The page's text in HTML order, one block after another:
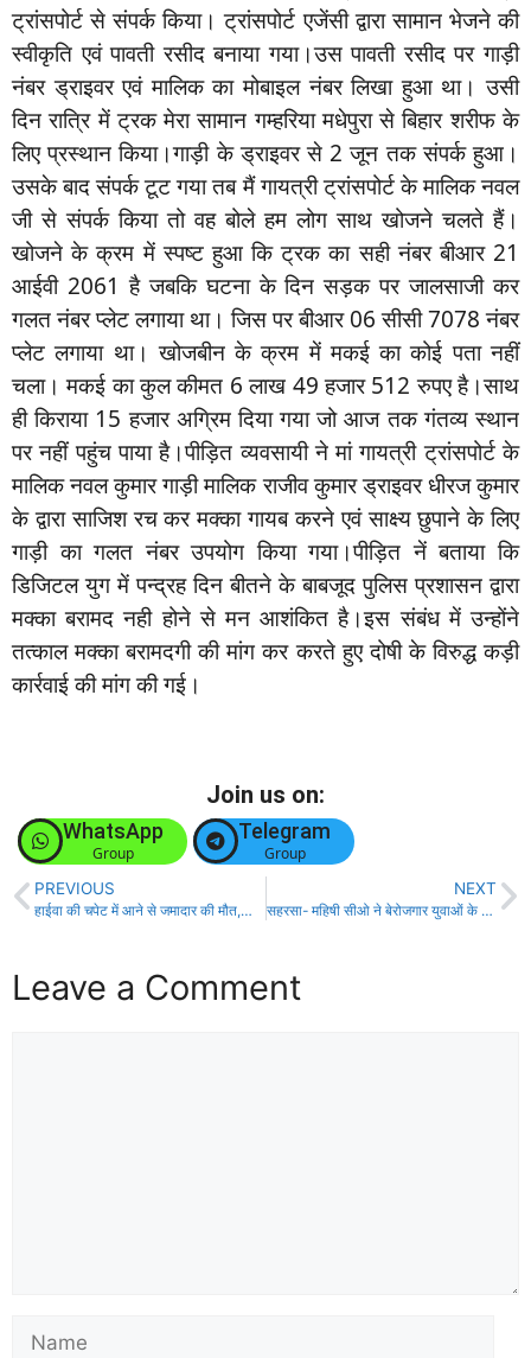
ट्रांसपोर्ट से संपर्क किया। ट्रांसपोर्ट एजेंसी द्वारा सामान भेजने की
स्वीकृति एवं पावती रसीद बनाया गया।उस पावती रसीद पर गाड़ी
नंबर ड्राइवर एवं मालिक का मोबाइल नंबर लिखा हुआ था। उसी
दिन रात्रि में ट्रक मेरा सामान गम्हरिया मधेपुरा से बिहार शरीफ के
लिए प्रस्थान किया।गाड़ी के ड्राइवर से 2 जून तक संपर्क हुआ।
उसके बाद संपर्क टूट गया तब मैं गायत्री ट्रांसपोर्ट के मालिक नवल
जी से संपर्क किया तो वह बोले हम लोग साथ खोजने चलते हैं।
खोजने के क्रम में स्पष्ट हुआ कि ट्रक का सही नंबर बीआर 21
आईवी 2061 है जबकि घटना के दिन सड़क पर जालसाजी कर
गलत नंबर प्लेट लगाया था। जिस पर बीआर 06 सीसी 7078 नंबर
प्लेट लगाया था। खोजबीन के क्रम में मकई का कोई पता नहीं
चला। मकई का कुल कीमत 6 लाख 49 हजार 512 रुपए है।साथ
ही किराया 15 हजार अग्रिम दिया गया जो आज तक गंतव्य स्थान
पर नहीं पहुंच पाया है।पीड़ित व्यवसायी ने मां गायत्री ट्रांसपोर्ट के
मालिक नवल कुमार गाड़ी मालिक राजीव कुमार ड्राइवर धीरज कुमार
के द्वारा साजिश रच कर मक्का गायब करने एवं साक्ष्य छुपाने के लिए
गाड़ी का गलत नंबर उपयोग किया गया।पीड़ित नें बताया कि
डिजिटल युग में पन्द्रह दिन बीतने के बाबजूद पुलिस प्रशासन द्वारा
मक्का बरामद नही होने से मन आशंकित है।इस संबंध में उन्होंने
तत्काल मक्का बरामदगी की मांग कर करते हुए दोषी के विरुद्ध कड़ी
कार्रवाई की मांग की गई।
Join us on:
WhatsApp
Group
Telegram
Group
PREVIOUS
हाईवा की चपेट में आने से जमादार की मौत,लोगों ने सड़क जाम कर की आगजनी!
NEXT
सहरसा- महिषी सीओ ने बेरोजगार युवाओं के बीच टी शर्ट वितरण कर पेड़ लगाने हेतु किया प्रेरित!
Leave a Comment